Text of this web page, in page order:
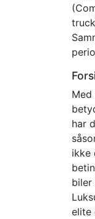
har
ikke
biler
elite